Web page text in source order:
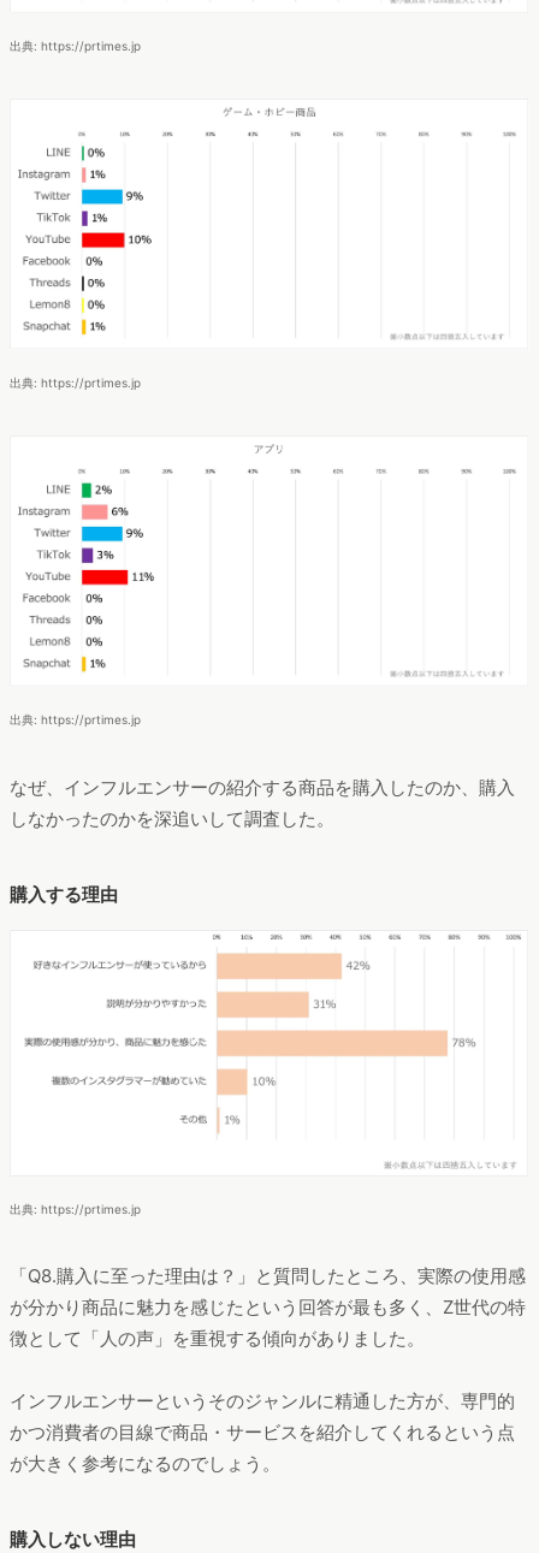
出典: https://prtimes.jp
出典: https://prtimes.jp
出典: https://prtimes.jp
なぜ、インフルエンサーの紹介する商品を購入したのか、購入
しなかったのかを深追いして調査した。
購入する理由
出典: https://prtimes.jp
「Q8.購入に至った理由は？」と質問したところ、実際の使用感
が分かり商品に魅力を感じたという回答が最も多く、Z世代の特
徴として「人の声」を重視する傾向がありました。
インフルエンサーというそのジャンルに精通した方が、専門的
かつ消費者の目線で商品・サービスを紹介してくれるという点
が大きく参考になるのでしょう。
購入しない理由